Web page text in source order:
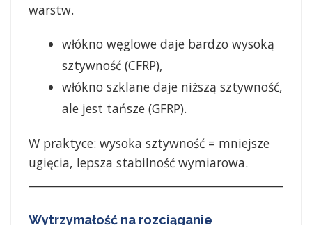
warstw.
włókno węglowe daje bardzo wysoką
sztywność (CFRP),
włókno szklane daje niższą sztywność,
ale jest tańsze (GFRP).
W praktyce: wysoka sztywność = mniejsze
ugięcia, lepsza stabilność wymiarowa.
Wytrzymałość na rozciąganie